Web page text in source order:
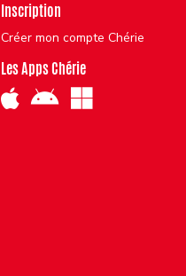
Inscription
Créer mon compte Chérie
Les Apps Chérie